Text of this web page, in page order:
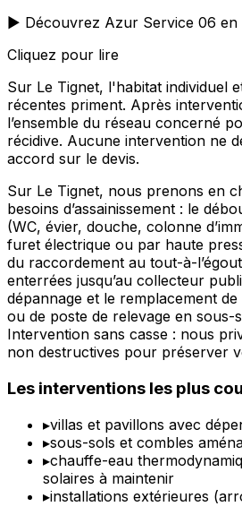
▶️ Découvrez Azur Service 06 en
Cliquez pour lire
Sur Le Tignet, l'habitat individuel
récentes priment. Après
l’ensemble du réseau concerné
récidive. Aucune intervention ne
accord sur le devis.
Sur Le Tignet, nous prenons en
besoins d’assainissement : le
(WC, évier, douche, colonne
furet électrique ou par haute
du raccordement au tout-à-
enterrées jusqu’au collecteur
dépannage et le remplacement
ou de poste de relevage en sous-
Intervention sans casse : nous
non destructives pour préserver
Les interventions les plus
▸villas et pavillons avec
▸sous-sols et combles
▸chauffe-eau
solaires à maintenir
▸installations extérieures